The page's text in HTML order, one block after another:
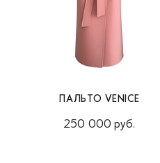
ПАЛЬТО VENICE
250 000 руб.